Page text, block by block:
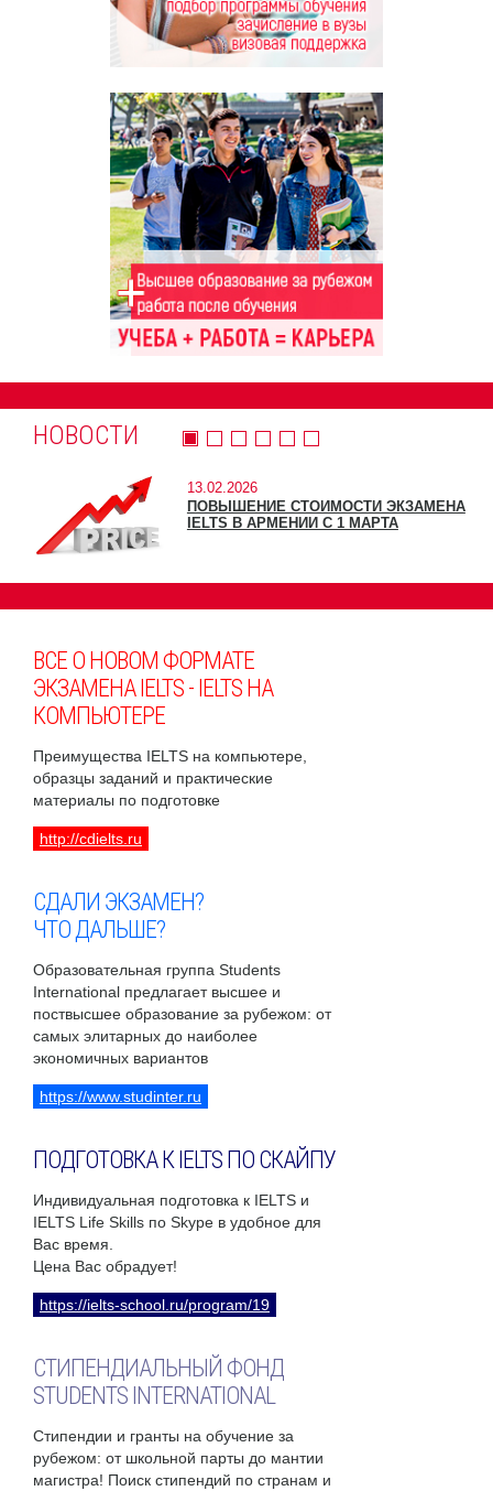
НОВОСТИ
13.02.2026
ПОВЫШЕНИЕ СТОИМОСТИ ЭКЗАМЕНА
IELTS В АРМЕНИИ С 1 МАРТА
ВСЕ О НОВОМ ФОРМАТЕ
ЭКЗАМЕНА IELTS - IELTS НА
КОМПЬЮТЕРЕ
Преимущества IELTS на компьютере,
образцы заданий и практические
материалы по подготовке
http://cdielts.ru
СДАЛИ ЭКЗАМЕН?
ЧТО ДАЛЬШЕ?
Образовательная группа Students
International предлагает высшее и
поствысшее образование за рубежом: от
самых элитарных до наиболее
экономичных вариантов
https://www.studinter.ru
ПОДГОТОВКА К IELTS ПО СКАЙПУ
Индивидуальная подготовка к IELTS и
IELTS Life Skills по Skype в удобное для
Вас время.
Цена Вас обрадует!
https://ielts-school.ru/program/19
СТИПЕНДИАЛЬНЫЙ ФОНД
STUDENTS INTERNATIONAL
Стипендии и гранты на обучение за
рубежом: от школьной парты до мантии
магистра! Поиск стипендий по странам и